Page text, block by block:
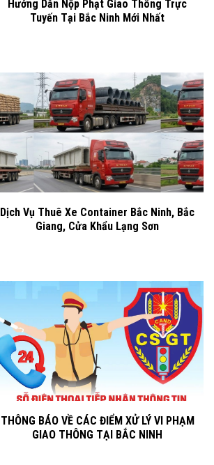
Hướng Dẫn Nộp Phạt Giao Thông Trực
Tuyến Tại Bắc Ninh Mới Nhất
Dịch Vụ Thuê Xe Container Bắc Ninh, Bắc
Giang, Cửa Khẩu Lạng Sơn
THÔNG BÁO VỀ CÁC ĐIỂM XỬ LÝ VI PHẠM
GIAO THÔNG TẠI BẮC NINH